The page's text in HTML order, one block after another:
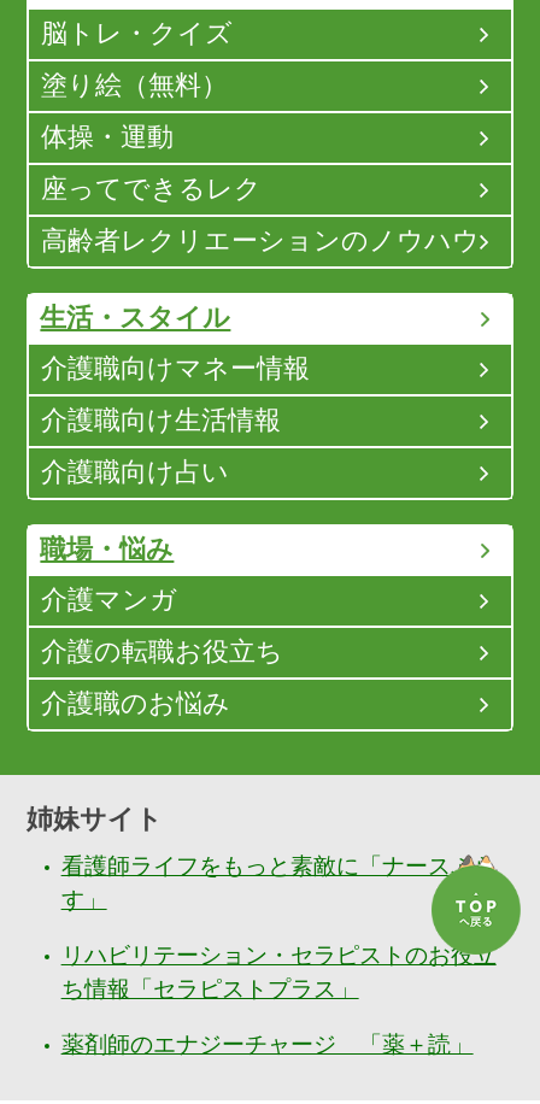
脳トレ・クイズ
塗り絵（無料）
体操・運動
座ってできるレク
高齢者レクリエーションのノウハウ
生活・スタイル
介護職向けマネー情報
介護職向け生活情報
介護職向け占い
職場・悩み
介護マンガ
介護の転職お役立ち
介護職のお悩み
姉妹サイト
看護師ライフをもっと素敵に「ナースぷら
す」
リハビリテーション・セラピストのお役立
ち情報「セラピストプラス」
薬剤師のエナジーチャージ 「薬＋読」